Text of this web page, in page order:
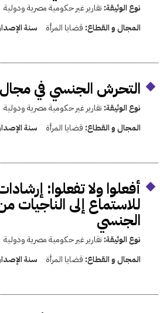
نوع الوثيقة: تقارير غير حكومية مصرية ودولية
المجال و القطاع: قضايا المرأة سنة
التحرش الجنسي في
نوع الوثيقة: تقارير غير حكومية مصرية ودولية
المجال و القطاع: قضايا المرأة سنة
أفعلوا ولا تفعلوا:
للاستماع إلى الناجيات
الجنسي
نوع الوثيقة: تقارير غير حكومية مصرية ودولية
المجال و القطاع: قضايا المرأة سنة